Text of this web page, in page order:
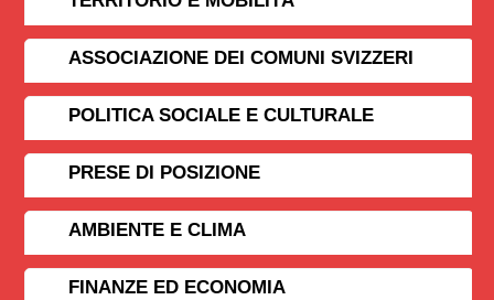
ASSOCIAZIONE DEI COMUNI SVIZZERI
POLITICA SOCIALE E CULTURALE
PRESE DI POSIZIONE
AMBIENTE E CLIMA
FINANZE ED ECONOMIA